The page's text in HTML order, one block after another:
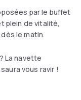
is available each
par le buffet
plein de vitalité,
le matin.
La navette
vous ravir !